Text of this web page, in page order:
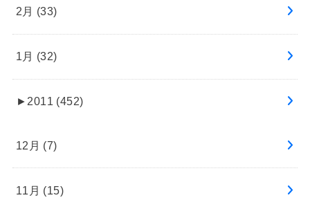
2月 (33)
1月 (32)
► 2011 (452)
12月 (7)
11月 (15)